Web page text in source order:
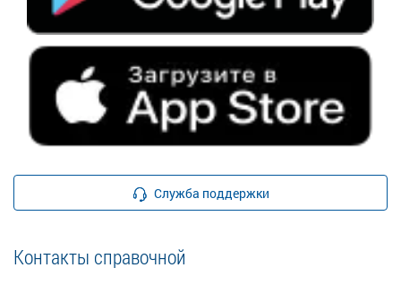
Служба поддержки
Контакты справочной